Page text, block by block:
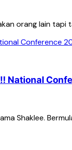
orang lain tapi
National
Shaklee.